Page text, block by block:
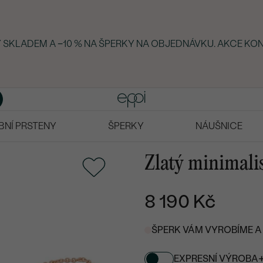
A −10 % NA ŠPERKY NA OBJEDNÁVKU. AKCE
PRSTENY ŠPERKY NÁUŠNICE
Zlatý
8 190 Kč
ŠPERK VÁM VYROBÍME
EXPRESNÍ VÝROBA